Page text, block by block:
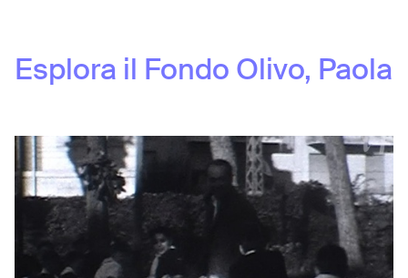
Esplora il Fondo Olivo, Paola